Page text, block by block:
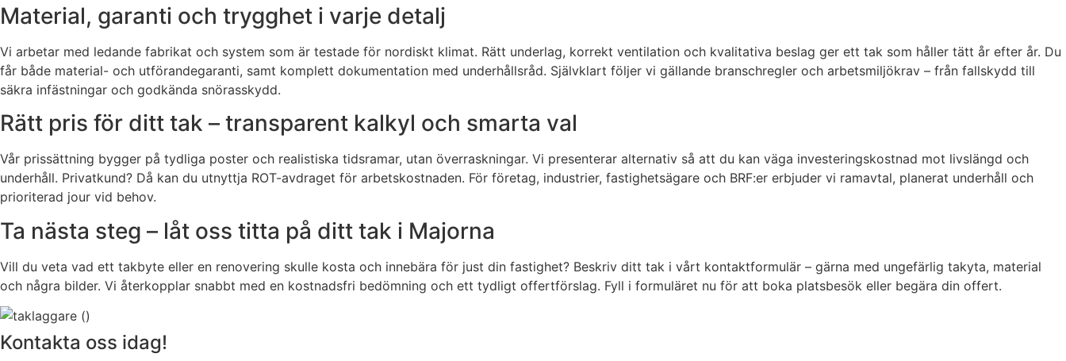
Material, garanti och trygghet i varje detalj
Vi arbetar med ledande fabrikat och system som är testade för nordiskt klimat. Rätt underlag, korrekt ventilation och kvalitativa beslag ger ett tak som håller tätt år efter år. Du
får både material- och utförandegaranti, samt komplett dokumentation med underhållsråd. Självklart följer vi gällande branschregler och arbetsmiljökrav – från fallskydd till
säkra infästningar och godkända snörasskydd.
Rätt pris för ditt tak – transparent kalkyl och smarta val
Vår prissättning bygger på tydliga poster och realistiska tidsramar, utan överraskningar. Vi presenterar alternativ så att du kan väga investeringskostnad mot livslängd och
underhåll. Privatkund? Då kan du utnyttja ROT-avdraget för arbetskostnaden. För företag, industrier, fastighetsägare och BRF:er erbjuder vi ramavtal, planerat underhåll och
prioriterad jour vid behov.
Ta nästa steg – låt oss titta på ditt tak i Majorna
Vill du veta vad ett takbyte eller en renovering skulle kosta och innebära för just din fastighet? Beskriv ditt tak i vårt kontaktformulär – gärna med ungefärlig takyta, material
och några bilder. Vi återkopplar snabbt med en kostnadsfri bedömning och ett tydligt offertförslag. Fyll i formuläret nu för att boka platsbesök eller begära din offert.
Kontakta oss idag!